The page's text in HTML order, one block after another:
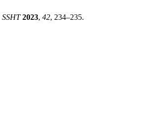
SSHT 2023, 42, 234–235.